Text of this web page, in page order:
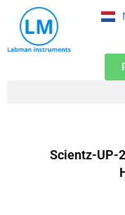
naar
Scientz-UP-